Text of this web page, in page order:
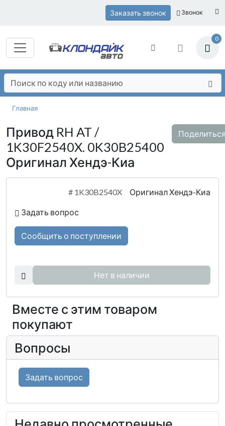
Заказать звонок Звонок
0
Главная
Привод RH AT /
1K30F2540X. 0K30B25400
Оригинал Хендэ-Киа
# 1K30B2540X Оригинал Хендэ-Киа
Задать вопрос
Сообщить о поступлении
Нет в наличии
Вместе с этим товаром
покупают
Вопросы
Задать вопрос